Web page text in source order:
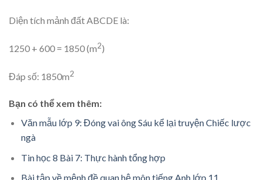
Diện tích mảnh đất ABCDE là:
1250 + 600 = 1850 (m2)
Đáp số: 1850m2
Bạn có thể xem thêm:
Văn mẫu lớp 9: Đóng vai ông Sáu kể lại truyện Chiếc lược
ngà
Tin học 8 Bài 7: Thực hành tổng hợp
Bài tập về mệnh đề quan hệ môn tiếng Anh lớp 11